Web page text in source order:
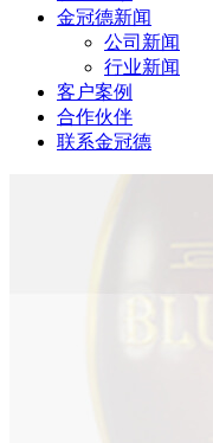
金冠德新闻
公司新闻
行业新闻
客户案例
合作伙伴
联系金冠德